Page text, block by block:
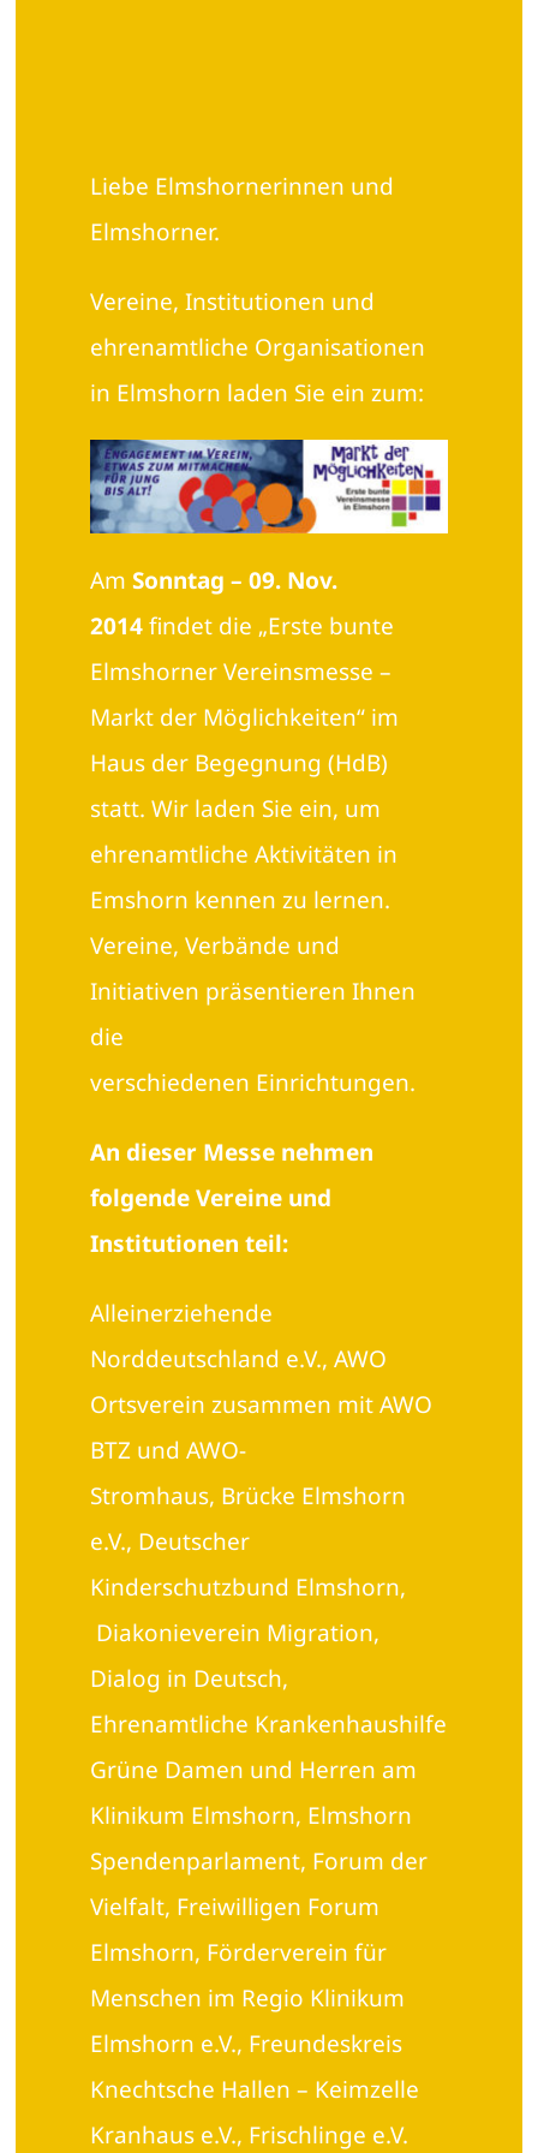
Liebe Elmshornerinnen und
Elmshorner.
Vereine, Institutionen und
ehrenamtliche Organisationen
in Elmshorn laden Sie ein zum:
Am Sonntag – 09. Nov.
2014findet die „Erste bunte
Elmshorner Vereinsmesse –
Markt der Möglichkeiten“ im
Haus der Begegnung (HdB)
statt. Wir laden Sie ein, um
ehrenamtliche Aktivitäten in
Emshorn kennen zu lernen.
Vereine, Verbände und
Initiativen präsentieren Ihnen
die
verschiedenen Einrichtungen.
An dieser Messe nehmen
folgende Vereine und
Institutionen teil:
Alleinerziehende
Norddeutschland e.V., AWO
Ortsverein zusammen mit AWO
BTZ und AWO-
Stromhaus, Brücke Elmshorn
e.V., Deutscher
Kinderschutzbund Elmshorn,
Diakonieverein Migration,
Dialog in Deutsch,
Ehrenamtliche Krankenhaushilfe
Grüne Damen und Herren am
Klinikum Elmshorn, Elmshorn
Spendenparlament, Forum der
Vielfalt, Freiwilligen Forum
Elmshorn, Förderverein für
Menschen im Regio Klinikum
Elmshorn e.V., Freundeskreis
Knechtsche Hallen – Keimzelle
Kranhaus e.V., Frischlinge e.V.